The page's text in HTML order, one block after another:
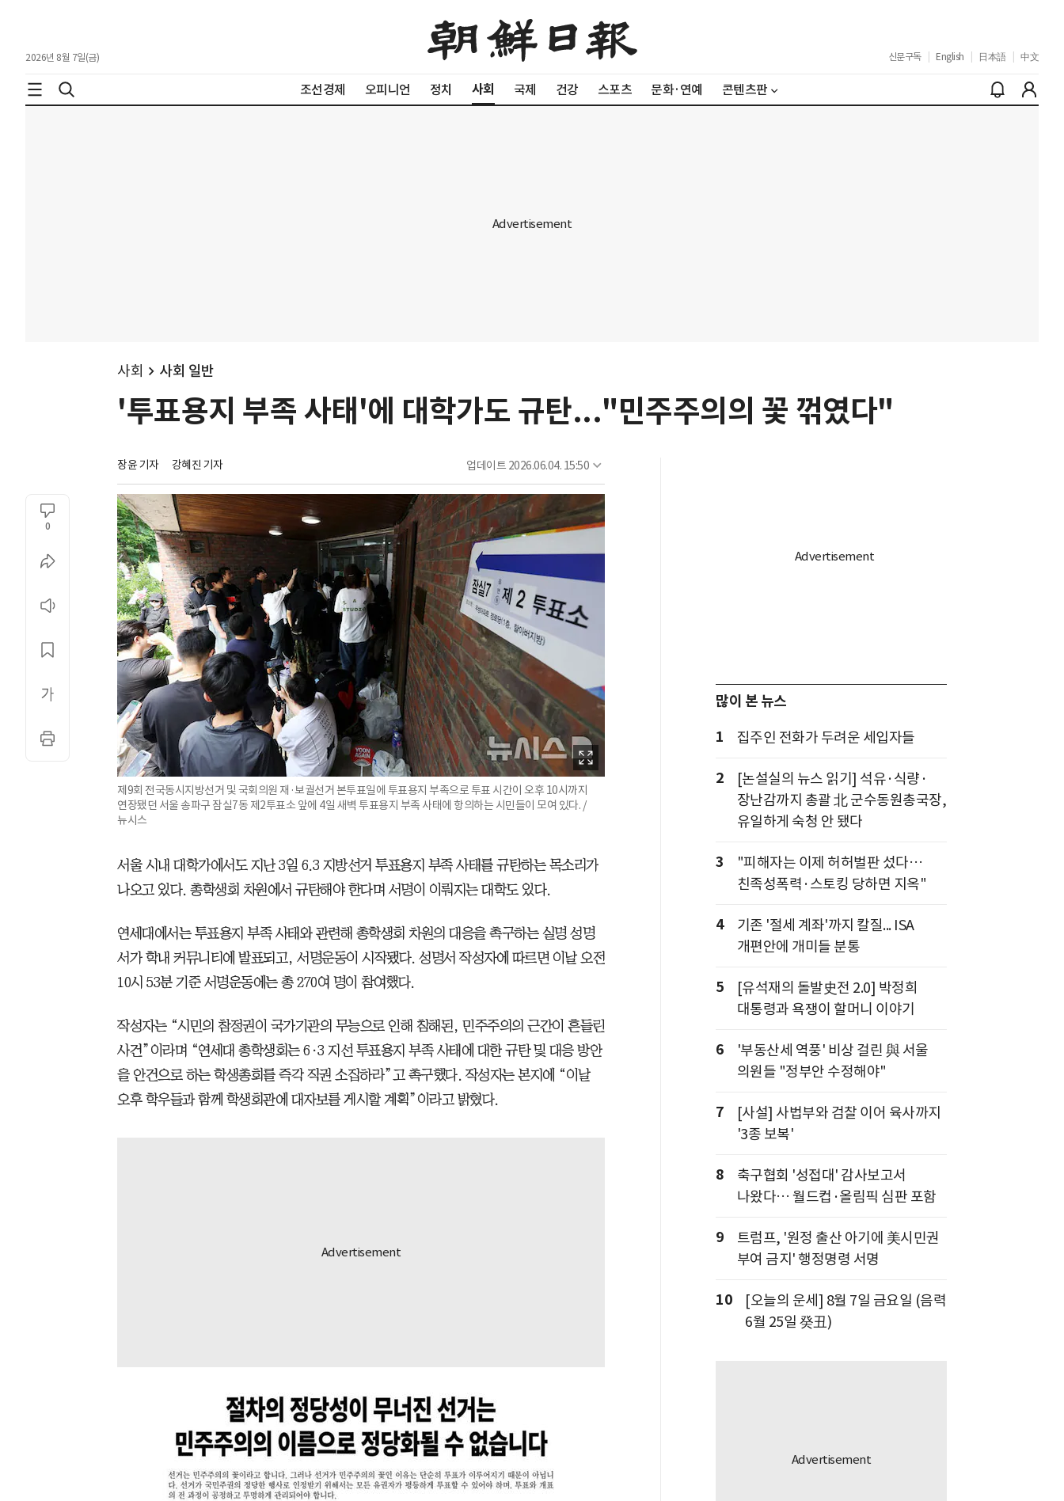
2026년 8월 7일(금) 신문구독 English 日本語 中文
조선경제 오피니언 정치 사회 국제 건강 스포츠 문화·연예 콘텐츠판
사회 사회 일반
'투표용지 부족 사태'에 대학가도 규탄..."민주주의의 꽃 꺾였다"
장윤 기자 강혜진 기자 업데이트 2026.06.04. 15:50
0
제9회 전국동시지방선거 및 국회의원 재·보궐선거 본투표일에 투표용지 부족으로 투표 시간이 오후 10시까지
연장됐던 서울 송파구 잠실7동 제2투표소 앞에 4일 새벽 투표용지 부족 사태에 항의하는 시민들이 모여 있다. /
뉴시스
서울 시내 대학가에서도 지난 3일 6.3 지방선거 투표용지 부족 사태를 규탄하는 목소리가
나오고 있다. 총학생회 차원에서 규탄해야 한다며 서명이 이뤄지는 대학도 있다.
연세대에서는 투표용지 부족 사태와 관련해 총학생회 차원의 대응을 촉구하는 실명 성명
서가 학내 커뮤니티에 발표되고, 서명운동이 시작됐다. 성명서 작성자에 따르면 이날 오전
10시 53분 기준 서명운동에는 총 270여 명이 참여했다.
작성자는 “시민의 참정권이 국가기관의 무능으로 인해 침해된, 민주주의의 근간이 흔들린
사건”이라며 “연세대 총학생회는 6·3 지선 투표용지 부족 사태에 대한 규탄 및 대응 방안
을 안건으로 하는 학생총회를 즉각 직권 소집하라”고 촉구했다. 작성자는 본지에 “이날
오후 학우들과 함께 학생회관에 대자보를 게시할 계획”이라고 밝혔다.
많이 본 뉴스
1
집주인 전화가 두려운 세입자들
2
[논설실의 뉴스 읽기] 석유·식량·
장난감까지 총괄 北 군수동원총국장,
유일하게 숙청 안 됐다
3
"피해자는 이제 허허벌판 섰다…
친족성폭력·스토킹 당하면 지옥"
4
기존 '절세 계좌'까지 칼질... ISA
개편안에 개미들 분통
5
[유석재의 돌발史전 2.0] 박정희
대통령과 욕쟁이 할머니 이야기
6
'부동산세 역풍' 비상 걸린 與 서울
의원들 "정부안 수정해야"
7
[사설] 사법부와 검찰 이어 육사까지
'3종 보복'
8
축구협회 '성접대' 감사보고서
나왔다… 월드컵·올림픽 심판 포함
9
트럼프, '원정 출산 아기에 美시민권
부여 금지' 행정명령 서명
10
[오늘의 운세] 8월 7일 금요일 (음력
6월 25일 癸丑)